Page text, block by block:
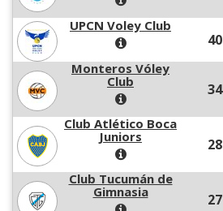
UPCN Voley Club
40
Monteros Vóley
Club
34
Club Atlético Boca
Juniors
28
Club Tucumán de
Gimnasia
27